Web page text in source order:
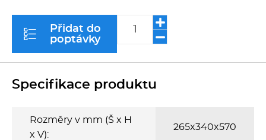
Stolní zařízení
Transport, výdej a regen.
Multifunkce - speciály
Přidat do
poptávky
Specifikace produktu
Rozměry v mm (Š x H
x V):
265x340x570